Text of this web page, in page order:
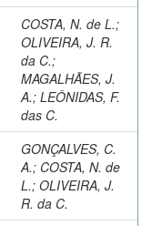
COSTA, N. de L.;
OLIVEIRA, J. R.
da C.;
MAGALHÃES, J.
A.; LEÔNIDAS, F.
das C.
GONÇALVES, C.
A.; COSTA, N. de
L.; OLIVEIRA, J.
R. da C.